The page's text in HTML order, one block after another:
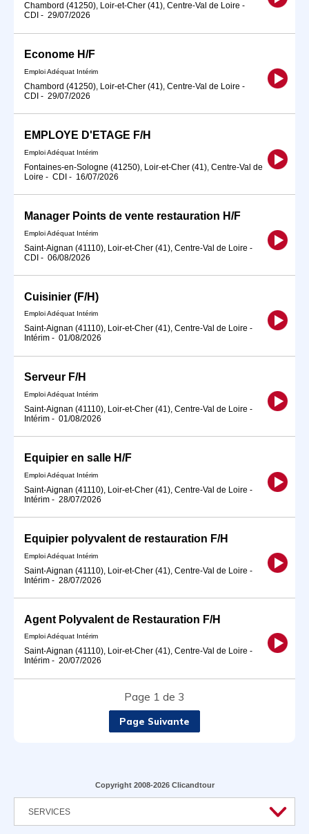
Chambord (41250), Loir-et-Cher (41), Centre-Val de Loire -
CDI - 29/07/2026
Econome H/F
Emploi Adéquat Intérim
Chambord (41250), Loir-et-Cher (41), Centre-Val de Loire -
CDI - 29/07/2026
EMPLOYE D'ETAGE F/H
Emploi Adéquat Intérim
Fontaines-en-Sologne (41250), Loir-et-Cher (41), Centre-Val de
Loire - CDI - 16/07/2026
Manager Points de vente restauration H/F
Emploi Adéquat Intérim
Saint-Aignan (41110), Loir-et-Cher (41), Centre-Val de Loire -
CDI - 06/08/2026
Cuisinier (F/H)
Emploi Adéquat Intérim
Saint-Aignan (41110), Loir-et-Cher (41), Centre-Val de Loire -
Intérim - 01/08/2026
Serveur F/H
Emploi Adéquat Intérim
Saint-Aignan (41110), Loir-et-Cher (41), Centre-Val de Loire -
Intérim - 01/08/2026
Equipier en salle H/F
Emploi Adéquat Intérim
Saint-Aignan (41110), Loir-et-Cher (41), Centre-Val de Loire -
Intérim - 28/07/2026
Equipier polyvalent de restauration F/H
Emploi Adéquat Intérim
Saint-Aignan (41110), Loir-et-Cher (41), Centre-Val de Loire -
Intérim - 28/07/2026
Agent Polyvalent de Restauration F/H
Emploi Adéquat Intérim
Saint-Aignan (41110), Loir-et-Cher (41), Centre-Val de Loire -
Intérim - 20/07/2026
Page 1 de 3
Page Suivante
Copyright 2008-2026 Clicandtour
SERVICES